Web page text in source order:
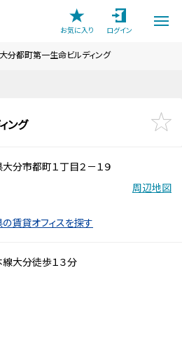
お気に入り
ログイン
大分都町第一生命ビルディング
ング
分市都町１丁目２－１９
周辺地図
賃貸オフィスを探す
大分徒歩１３分